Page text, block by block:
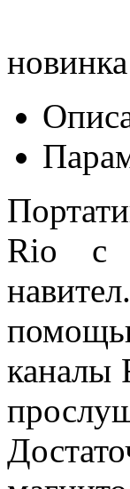
новинка
Rio c
каналы